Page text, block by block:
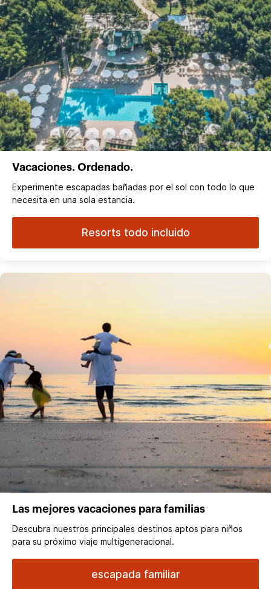
Vacaciones. Ordenado.
Experimente escapadas bañadas por el sol con todo lo que
necesita en una sola estancia.
Resorts todo incluido
Las mejores vacaciones para familias
Descubra nuestros principales destinos aptos para niños
para su próximo viaje multigeneracional.
escapada familiar